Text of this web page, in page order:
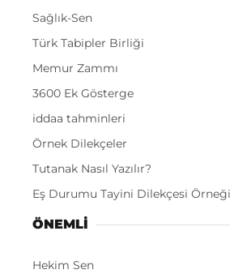
Sağlık-Sen
Türk Tabipler Birliği
Memur Zammı
3600 Ek Gösterge
iddaa tahminleri
Örnek Dilekçeler
Tutanak Nasıl Yazılır?
Eş Durumu Tayini Dilekçesi
ÖNEMLI
Hekim Sen